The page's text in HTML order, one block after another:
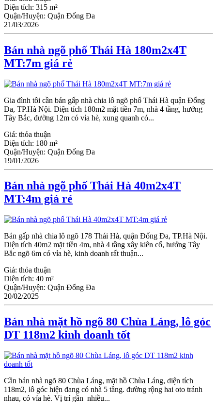
Diện tích: 315 m²
Quận/Huyện: Quận Đống Đa
21/03/2026
Bán nhà ngõ phố Thái Hà 180m2x4T
MT:7m giá rẻ
Gia đình tôi cần bán gấp nhà chia lô ngõ phố Thái Hà quận Đống
Đa, TP.Hà Nội. Diện tích 180m2 mặt tiền 7m, nhà 4 tầng, hướng
Tây Bắc, đường 12m có vỉa hè, xung quanh có...
Giá: thỏa thuận
Diện tích: 180 m²
Quận/Huyện: Quận Đống Đa
19/01/2026
Bán nhà ngõ phố Thái Hà 40m2x4T
MT:4m giá rẻ
Bán gấp nhà chia lô ngõ 178 Thái Hà, quận Đống Đa, TP.Hà Nội.
Diện tích 40m2 mặt tiền 4m, nhà 4 tầng xây kiên cố, hướng Tây
Bắc ngõ 6m có vỉa hè, kinh doanh rất thuận...
Giá: thỏa thuận
Diện tích: 40 m²
Quận/Huyện: Quận Đống Đa
20/02/2025
Bán nhà mặt hồ ngõ 80 Chùa Láng, lô góc
DT 118m2 kinh doanh tốt
Cần bán nhà ngõ 80 Chùa Láng, mặt hồ Chùa Láng, diện tích
118m2, lô góc hiện đang có nhà 5 tầng. đường rộng hai oto tránh
nhau, có vỉa hè. Vị trí gần nhiều...